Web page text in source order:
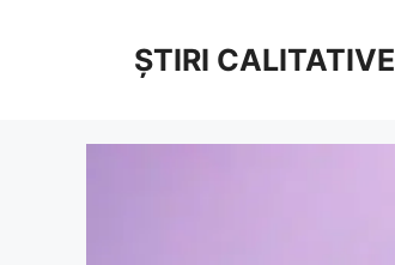
ȘTIRI CALITATIVE